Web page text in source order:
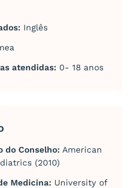
Inglês
atendidas: 0- 18 anos
do Conselho: American
(2010)
Medicina: University of